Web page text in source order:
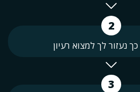
2
נעזור לך למצוא רעיון
3